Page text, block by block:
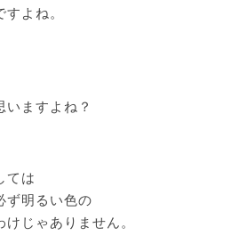
よね。
いますよね？
ては
ず明るい色の
じゃありません。